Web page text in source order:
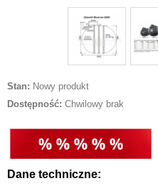
Stan: Nowy produkt
Dostępność: Chwilowy brak
Dane techniczne: